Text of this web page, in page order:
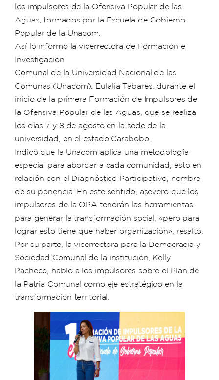
los impulsores de la Ofensiva Popular de las
Aguas, formados por la Escuela de Gobierno
Popular de la Unacom.
Así lo informó la vicerrectora de Formación e
Investigación
Comunal de la Universidad Nacional de las
Comunas (Unacom), Eulalia Tabares, durante el
inicio de la primera Formación de Impulsores de
la Ofensiva Popular de las Aguas, que se realiza
los días 7 y 8 de agosto en la sede de la
universidad, en el estado Carabobo.
Indicó que la Unacom aplica una metodología
especial para abordar a cada comunidad, esto en
relación con el Diagnóstico Participativo, nombre
de su ponencia. En este sentido, aseveró que los
impulsores de la OPA tendrán las herramientas
para generar la transformación social, «pero para
lograr esto tiene que haber organización», resaltó.
Por su parte, la vicerrectora para la Democracia y
Sociedad Comunal de la institución, Kelly
Pacheco, habló a los impulsores sobre el Plan de
la Patria Comunal como eje estratégico en la
transformación territorial.